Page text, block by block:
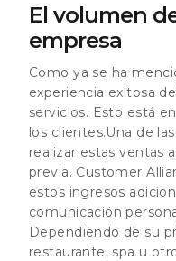
El volumen
empresa
Como ya se ha
experiencia exitosa
servicios. Esto está
los clientes.Una de
realizar estas ventas
previa. Customer
estos ingresos
comunicación
Dependiendo de su
restaurante, spa u